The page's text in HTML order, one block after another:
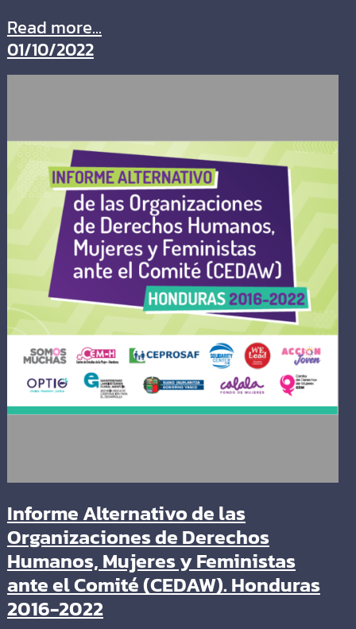
Read more...
01/10/2022
Informe Alternativo de las
Organizaciones de Derechos
Humanos, Mujeres y Feministas
ante el Comité (CEDAW). Honduras
2016-2022